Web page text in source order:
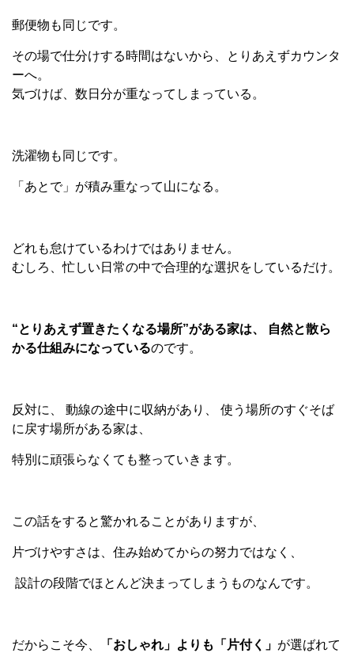
郵便物も同じです。
その場で仕分けする時間はないから、とりあえずカウンタ
ーへ。
気づけば、数日分が重なってしまっている。
洗濯物も同じです。
「あとで」が積み重なって山になる。
どれも怠けているわけではありません。
むしろ、忙しい日常の中で合理的な選択をしているだけ。
“とりあえず置きたくなる場所”がある家は、
自然と散ら
かる仕組みになっているのです。
反対に、 動線の途中に収納があり、 使う場所のすぐそば
に戻す場所がある家は、
特別に頑張らなくても整っていきます。
この話をすると驚かれることがありますが、
片づけやすさは、住み始めてからの努力ではなく、
設計の段階でほとんど決まってしまうものなんです。
だからこそ今、 「おしゃれ」よりも「片付く」 が選ばれて